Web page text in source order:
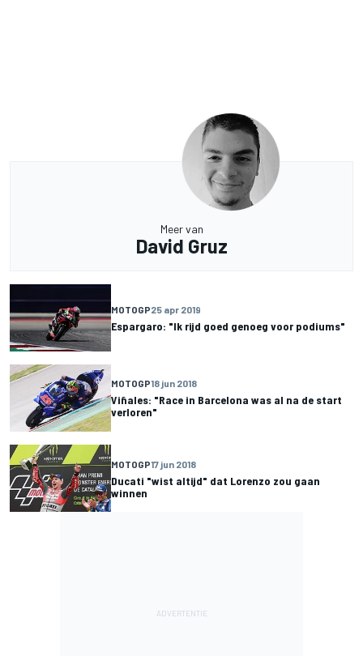
Meer van
David Gruz
MOTOGP25 apr 2019
Espargaro: "Ik rijd goed genoeg voor podiums"
MOTOGP18 jun 2018
Viñales: "Race in Barcelona was al na de start
verloren"
MOTOGP17 jun 2018
Ducati "wist altijd" dat Lorenzo zou gaan
winnen